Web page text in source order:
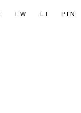
TW LI PIN